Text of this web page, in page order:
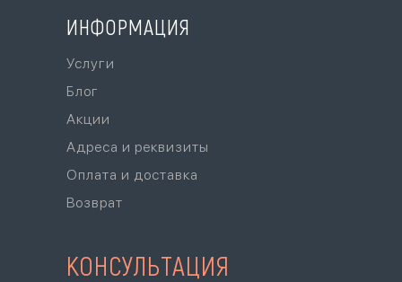
ИНФОРМАЦИЯ
Услуги
Адреса и реквизиты
КОНСУЛЬТАЦИЯ
Оплата и доставка
Возврат
Блог
Акции